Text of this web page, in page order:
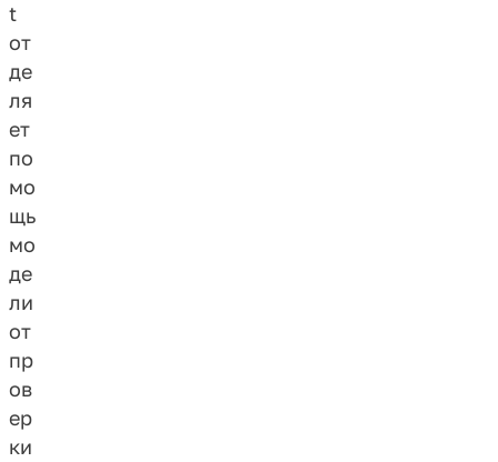
t
от
де
ля
ет
по
мо
щь
мо
де
ли
от
пр
ов
ер
ки